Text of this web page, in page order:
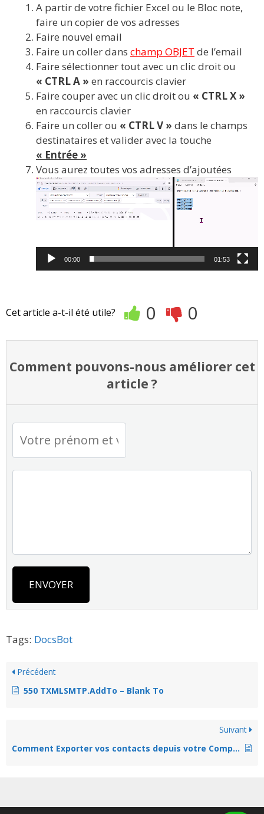
A partir de votre fichier Excel ou le Bloc note,
faire un copier de vos adresses
Faire nouvel email
Faire un coller dans champ OBJET de l’email
Faire sélectionner tout avec un clic droit ou
« CTRL A » en raccourcis clavier
Faire couper avec un clic droit ou « CTRL X »
en raccourcis clavier
Faire un coller ou « CTRL V » dans le champs
destinataires et valider avec la touche
« Entrée »
Vous aurez toutes vos adresses d’ajoutées
Lecteur
vidéo
00:00 01:53
Cet article a-t-il été utile? 0 0
Comment pouvons-nous améliorer cet
article ?
ENVOYER
Tags: DocsBot
Précédent
550 TXMLSMTP.AddTo – Blank To
Suivant
Comment Exporter vos contacts depuis votre Compte Gmail ?